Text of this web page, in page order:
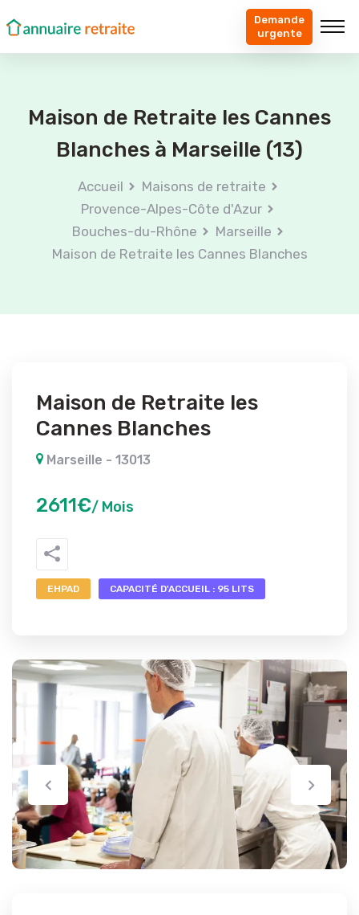
Demande
urgente
Maison de Retraite les Cannes
Blanches à Marseille (13)
Accueil
Maisons de retraite
Provence-Alpes-Côte d'Azur
Bouches-du-Rhône
Marseille
Maison de Retraite les Cannes Blanches
Maison de Retraite les
Cannes Blanches
Marseille - 13013
2611€/ Mois
EHPAD CAPACITÉ D'ACCUEIL : 95 LITS